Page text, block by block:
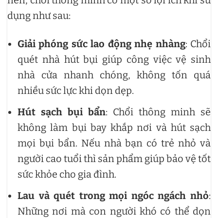
dụng như sau:
Giải phóng sức lao động nhẹ nhàng: Chổi
quét nhà hút bụi giúp công việc vệ sinh
nhà cửa nhanh chóng, không tốn quá
nhiều sức lực khi dọn dẹp.
Hút sạch bụi bẩn: Chổi thông minh sẽ
không làm bụi bay khắp nơi và hút sạch
mọi bụi bẩn. Nếu nhà bạn có trẻ nhỏ và
người cao tuổi thì sản phẩm giúp bảo vệ tốt
sức khỏe cho gia đình.
Lau và quét trong mọi ngóc ngách nhỏ:
Những nơi mà con người khó có thể dọn